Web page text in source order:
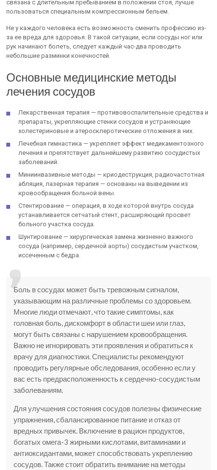
связана с длительным пребыванием в положении стоя, лучше
пользоваться специальным компрессионным бельем.
Не у каждого человека есть возможность сменить профессию из-
за ее вреда для здоровья. В такой ситуации, если сосуды ног или
рук начинают болеть, следует каждый час-два проводить
небольшие разминки конечностей.
Основные медицинские методы
лечения сосудов
Лекарственная терапия — противовоспалительные средства и
препараты, укрепляющие стенки сосудов и устраняющие
холестериновые и атеросклеротические отложения в них.
Лечебная гимнастика — укрепляет эффект медикаментозного
лечения и препятствует дальнейшему развитию сосудистых
заболеваний.
Миниинвазивные методы — криодеструкция, радиочастотная
абляция, лазерная терапия — основаны на выведении из
кровообращения больной вены.
Стентирование — операция, в ходе которой внутрь сосуда
устанавливается сетчатый стент, расширяющий просвет
больного участка сосуда.
Шунтирование — хирургическая замена жизненно важного
сосуда (например, сердечной аорты) сосудистым участком,
иссеченным с бедра.
Боль в сосудах может быть тревожным сигналом,
указывающим на различные проблемы со здоровьем.
Многие люди отмечают, что такие симптомы, как
головная боль, дискомфорт в области шеи или глаз,
могут быть связаны с нарушением кровообращения.
Важно не игнорировать эти проявления и обратиться к
врачу для диагностики. Специалисты рекомендуют
проводить регулярные обследования, особенно если у
вас есть предрасположенность к сердечно-сосудистым
заболеваниям.
Для улучшения состояния сосудов полезны физические
упражнения, сбалансированное питание и отказ от
вредных привычек. Включение в рацион продуктов,
богатых омега-3 жирными кислотами, витаминами и
антиоксидантами, может способствовать укреплению
сосудов. Также стоит обратить внимание на методы